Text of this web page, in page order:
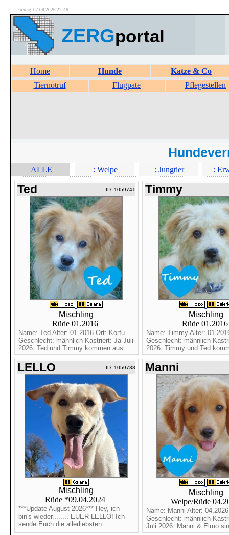
Freitag, 07.08.2026 22:46
ZERGportal
Home Hunde
Katze & Co
Tiernotruf
Flugpate Pflegestellen
ALLE : Welpe : Jungtier :
Ted ID: 1059741
Mischling
Rüde 01.2016
Name: Ted Alter: 01.2016 Ort: Korfu
Geschlecht: männlich Kastriert: Ja Juli
2026: Ted und Timmy kommen aus ...
Timmy
Mischling
Rüde
Name: Timmy Alter:
Geschlecht: männlich
2026: Timmy und Ted
LELLO ID: 1059738
Mischling
Rüde *09.04.2024
***Update August 2026*** Hey, ich
bin's wieder........ EUER LELLO! Ich
sende Euch die allerliebsten ...
Manni
Mischling
Welpe/Rüde
Name: Manni Alter:
Geschlecht: männlich
Juli 2026: Manni & Elmo